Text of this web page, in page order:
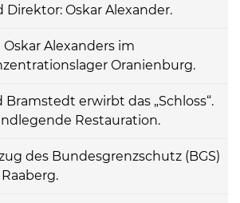
Direktor: Oskar Alexander.
Oskar Alexanders im
Oranienburg.
Bramstedt erwirbt das „Schloss“.
Restauration.
des Bundesgrenzschutz (BGS)